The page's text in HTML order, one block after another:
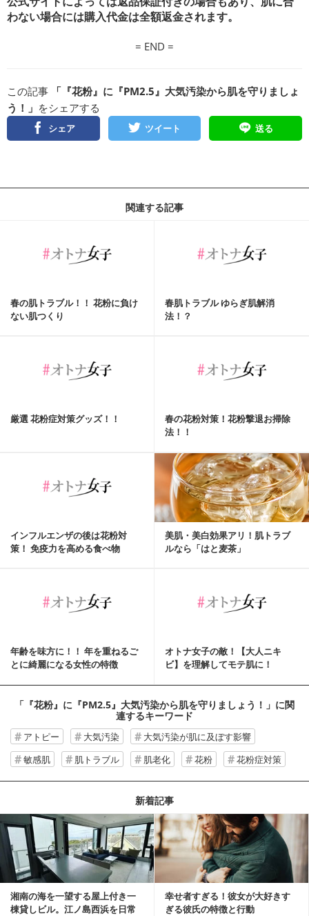
わない場合には購入代金は全額返金されます。
= END =
この記事
「『花粉』に『PM2.5』大気汚染から肌を守りましょ
う！」 をシェアする
シェア ツイート 送る
関連する記事
春の肌トラブル！！ 花粉に負け
ない肌つくり
春肌トラブル ゆらぎ肌解消
法！？
厳選 花粉症対策グッズ！！
春の花粉対策！花粉撃退お掃除
法！！
インフルエンザの後は花粉対
策！ 免疫力を高める食べ物
美肌・美白効果アリ！肌トラブ
ルなら「はと麦茶」
年齢を味方に！！ 年を重ねるご
とに綺麗になる女性の特徴
オトナ女子の敵！【大人ニキ
ビ】を理解してモテ肌に！
「『花粉』に『PM2.5』大気汚染から肌を守りましょう！」 に関
連するキーワード
アトピー 大気汚染
大気汚染が肌に及ぼす影響
敏感肌
肌トラブル 肌老化 花粉 花粉症対策
新着記事
湘南の海を一望する屋上付き一
棟貸しビル。江ノ島西浜を日常
幸せ者すぎる！彼女が大好きす
ぎる彼氏の特徴と行動